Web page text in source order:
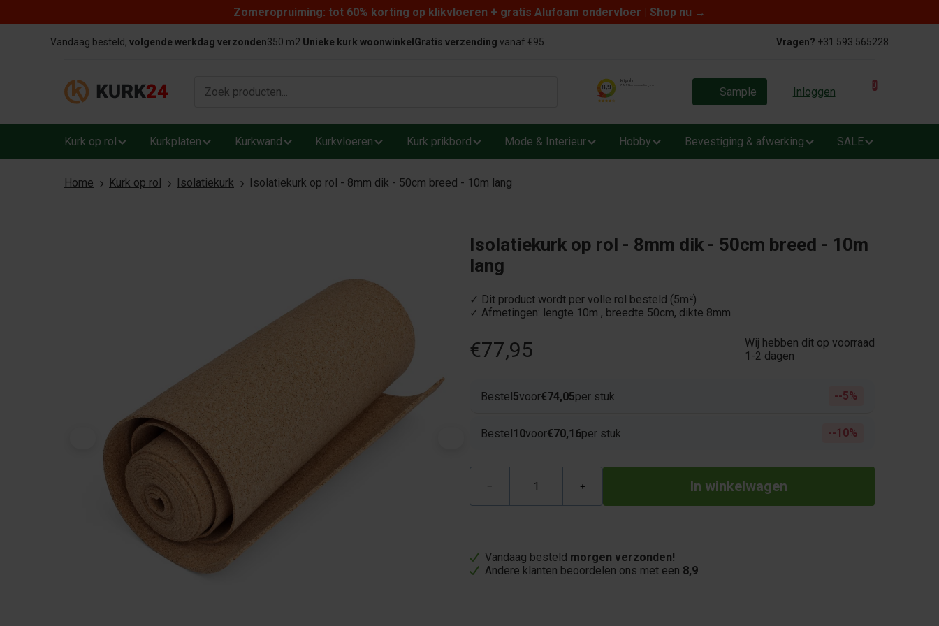
Zomeropruiming: tot 60% korting op klikvloeren + gratis Alufoam ondervloer | Shop nu →
Vandaag besteld, volgende werkdag verzonden350 m2 Unieke kurk woonwinkel Gratis verzending vanaf €95 Vragen? +31 593 565228
Sample Inloggen 0
Kurk op rol Kurkplaten Kurkwand Kurkvloeren Kurk prikbord Mode & Interieur Hobby Bevestiging & afwerking SALE
Home Kurk op rol Isolatiekurk Isolatiekurk op rol - 8mm dik - 50cm breed - 10m lang
Isolatiekurk op rol - 8mm dik - 50cm breed - 10m
lang
✓ Dit product wordt per volle rol besteld (5m²)
✓ Afmetingen: lengte 10m , breedte 50cm, dikte 8mm
€77,95
Wij hebben dit op voorraad
1-2 dagen
Bestel5voor€74,05per stuk -5%
Bestel10voor€70,16per stuk -10%
+
Vandaag besteld morgen verzonden!
Andere klanten beoordelen ons met een 8,9